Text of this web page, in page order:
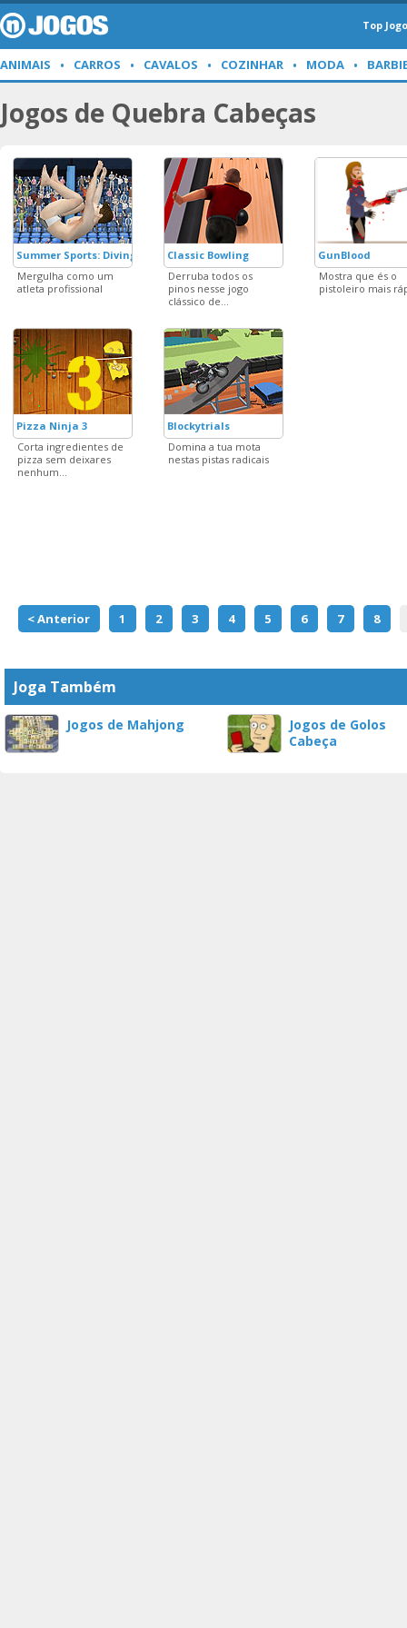
Top
ANIMAIS CARROS CAVALOS COZINHAR MODA
Jogos de Quebra Cabeças
Summer Sports: Diving
Mergulha como um
atleta profissional
Classic Bowling
Derruba todos os
pinos nesse jogo
clássico de...
GunBlood
Mostra que és o
pistoleiro mais
Pizza Ninja 3
Corta ingredientes de
pizza sem deixares
nenhum...
Blockytrials
Domina a tua mota
nestas pistas radicais
< Anterior 1 2 3 4 5 6 7 8
Joga Também
Jogos de Mahjong
Jogos de Golos
Cabeça